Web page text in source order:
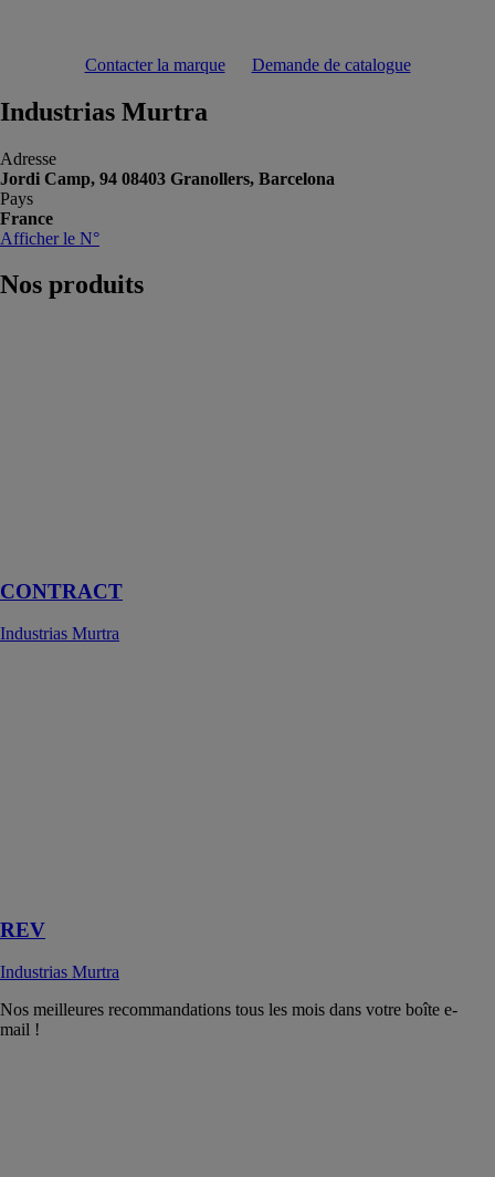
Contacter la marque Demande de catalogue
Industrias Murtra
Adresse
Jordi Camp, 94 08403 Granollers, Barcelona
Pays
France
Afficher le N°
Nos produits
CONTRACT
Industrias Murtra
REV
Industrias Murtra
Nos meilleures recommandations tous les mois dans votre boîte e-
mail !